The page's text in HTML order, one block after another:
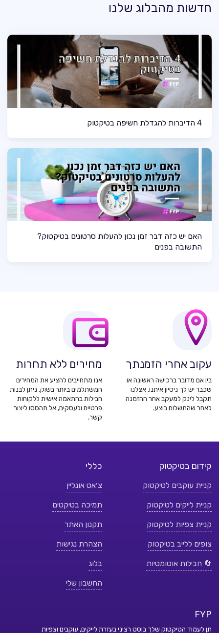
חדשות מהבלוג שלנו
4 הדיברות להגדלת חשיפה בטיקטוק
האם יש כזה דבר זמן נכון להעלות סרטונים בטיקטוק?
התשובה בפנים
עקוב אחרי הזמנתך
בין אם מדובר ברכישה ראשונה או
שכבר יש לך ניסיון איתנו, אצלנו
תקבל לינק למעקב אחר ההזמנה
לאחר שהתשלום בוצע.
מחירים ללא תחרות
אנו מתחייבים להציע את המחירים
המשתלמים ביותר בשוק, ניתן לבנות
חבילות בהתאמה אישית ללקוחות
פרטיים ולעסקים, אל תהססו ליצור
קשר.
קידום בטיקטוק
קניית עוקבים לטיקטוק
קניית לייקים לטיקטוק
קניית צפיות לטיקטוק
צופים ללייב בטיקטוק
🔄 חבילות אוטומטיות
כללי
צ׳אט אונליין
תמיכה בטיקטים
תקנון האתר
הצהרת נגישות
בלוג
החשבון שלי
FYP
תן לעמוד הטיקטוק שלך בוסט רציני בעזרת לייקים, עוקבים וצפיות